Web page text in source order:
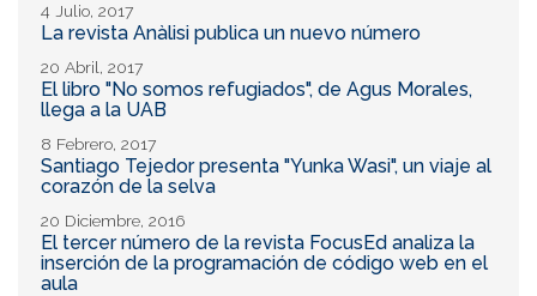
4 Julio, 2017
La revista Anàlisi publica un nuevo número
20 Abril, 2017
El libro "No somos refugiados", de Agus Morales,
llega a la UAB
8 Febrero, 2017
Santiago Tejedor presenta "Yunka Wasi", un viaje al
corazón de la selva
20 Diciembre, 2016
El tercer número de la revista FocusEd analiza la
inserción de la programación de código web en el
aula